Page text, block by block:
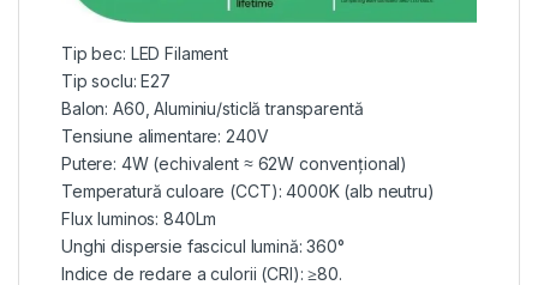
Tip bec: LED Filament
Tip soclu: E27
Balon: A60, Aluminiu/sticlă transparentă
Tensiune alimentare: 240V
Putere: 4W (echivalent ≈ 62W convențional)
Temperatură culoare (CCT): 4000K (alb neutru)
Flux luminos: 840Lm
Unghi dispersie fascicul lumină: 360°
Indice de redare a culorii (CRI): ≥80.